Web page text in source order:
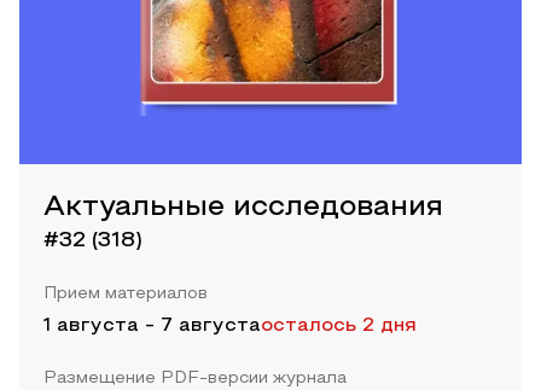
Актуальные исследования
#32 (318)
Прием материалов
1 августа - 7 августаосталось 2 дня
Размещение PDF-версии журнала